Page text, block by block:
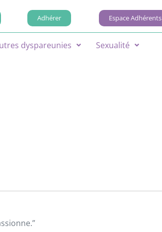
Adhérer Espace Adhérents
dyspareunies Sexualité